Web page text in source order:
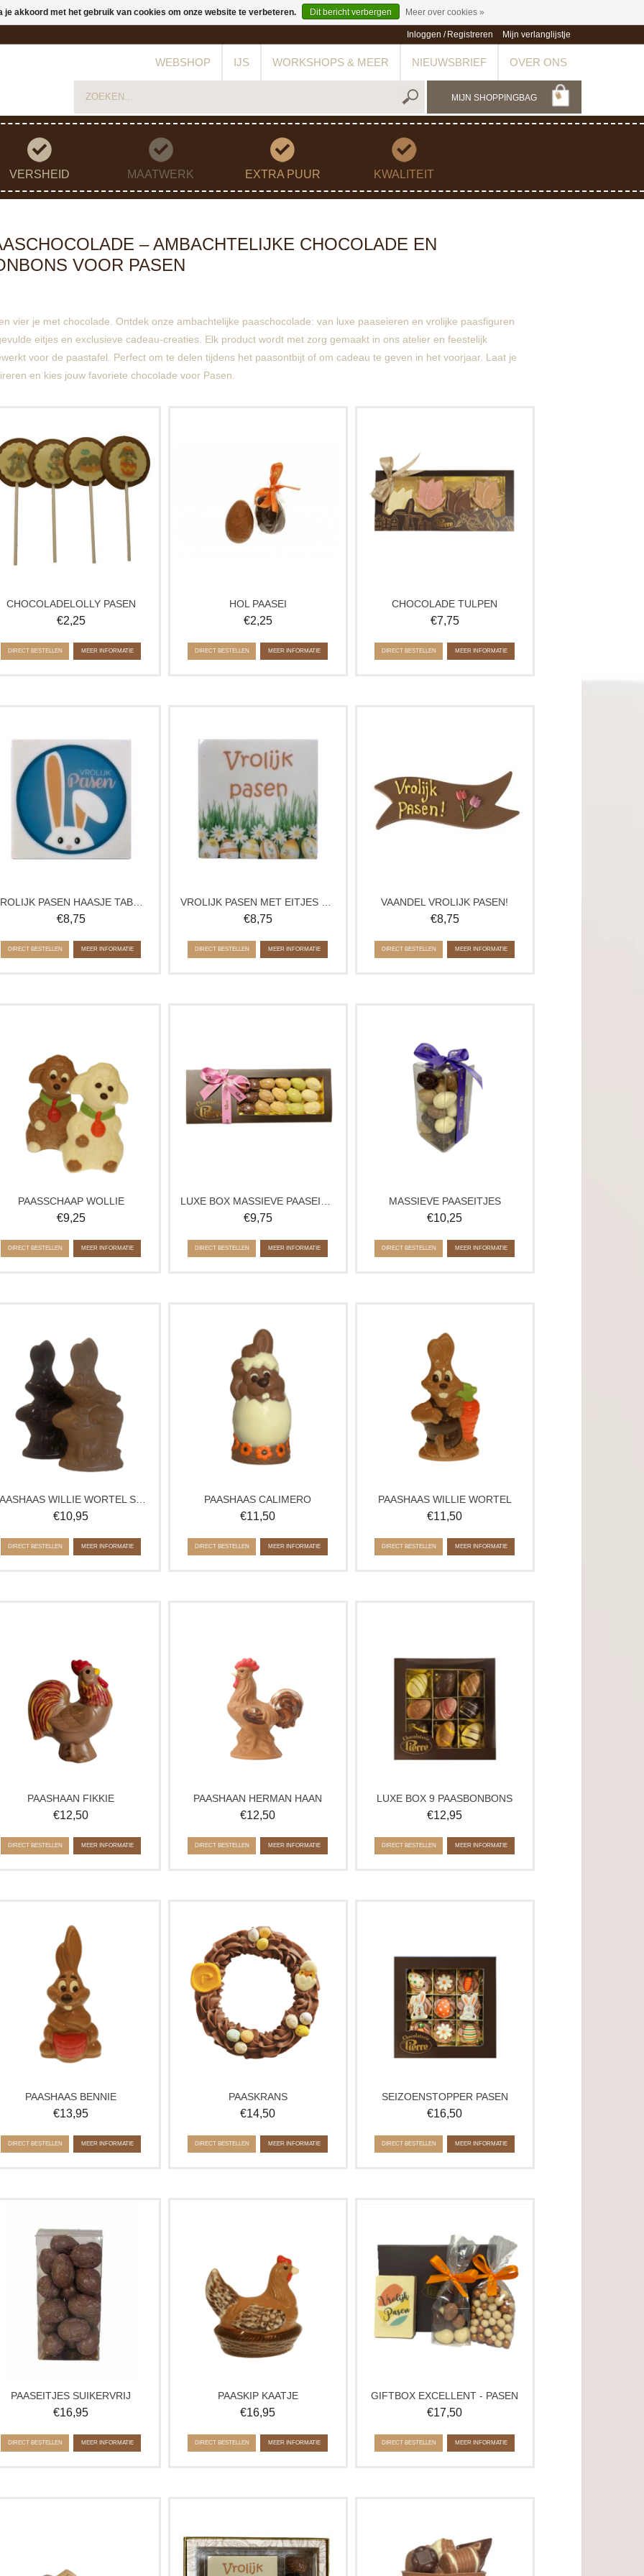
Inloggen / Registreren Mijn verlanglijstje
WEBSHOP IJS WORKSHOPS & MEER NIEUWSBRIEF OVER ONS
MIJN SHOPPINGBAG
VERSHEID MAATWERK EXTRA PUUR KWALITEIT
– AMBACHTELIJKE CHOCOLADE EN
VOOR PASEN
vier je met chocolade. Ontdek onze ambachtelijke paaschocolade: van luxe paaseieren en vrolijke paasfiguren
eitjes en exclusieve cadeau-creaties. Elk product wordt met zorg gemaakt in ons atelier en feestelijk
voor de paastafel. Perfect om te delen tijdens het paasontbijt of om cadeau te geven in het voorjaar. Laat je
en kies jouw favoriete chocolade voor Pasen.
ambachtelijke chocolade. Perfect als
klein paasgeschenk, traktatie of
paasverrassing voor jong en oud.
Verkrijgbaar in melk en puur.
Je bestelt de lolly's per stuk.
CHOCOLADELOLLY PASEN
€2,25
DIRECT BESTELLEN MEER INFORMATIE
paasmandje of als kleine
paasverrassing. Ambachtelijk gemaakt
van heerlijke chocolade.
Verkrijgbaar in melk, wit en puur.
HOL PAASEI
€2,25
DIRECT BESTELLEN MEER INFORMATIE
geschenk of zoete verrassing voor met
Pasen.
CHOCOLADE TULPEN
€7,75
DIRECT BESTELLEN MEER INFORMATIE
Ambachtelijke chocolade
de tekst ‘Vrolijk Pasen’, perfect als
kleine paasgroet of zoet cadeau.
Verkrijgbaar in wit, melk en puur.
€8,75
DIRECT BESTELLEN MEER INFORMATIE
in gras en de tekst ‘Vrolijk Pasen’.
Ambachtelijke paaschocolade, perfect
Verkrijgbaar in wit, melk en puur.
€8,75
DIRECT BESTELLEN MEER INFORMATIE
feestelijk aan te kleden.
Verkrijgbaar in melk, wit en puur.
VAANDEL VROLIJK PASEN!
€8,75
DIRECT BESTELLEN MEER INFORMATIE
paasverrassing en perfect als
of traktatie voor kinderen
tijdens Pasen.
Verkrijgbaar in melk en wit.
PAASSCHAAP WOLLIE
€9,25
DIRECT BESTELLEN MEER INFORMATIE
tafel te zetten bij brunch of cadeau te
geven.
Geleverde paaseitjes kunnen afwijken
€9,75
DIRECT BESTELLEN MEER INFORMATIE
Perfect voor op de paastafel, om te
delen tijdens het paasontbijt of als klein
chocolade cadeau.
MASSIEVE PAASEITJES
€10,25
DIRECT BESTELLEN MEER INFORMATIE
gemaakt van luxe suikervrije
vol van smaak. Perfect als
of verwenmoment voor
iedereen die suikervrije chocolade
zoekt.
€10,95
DIRECT BESTELLEN MEER INFORMATIE
Paashaas Calimero verstopt in een ei.
Een holle chocolade creatie die perfect
past bij Pasen, leuk voor op tafel of als
vrolijk chocolade cadeau. Leuk
paasgeschenk voor jong en oud.
Kleuren kunnen afwijken van de
PAASHAAS CALIMERO
€11,50
DIRECT BESTELLEN MEER INFORMATIE
een speels paasfiguur van
ambachtelijke chocolade, perfect voor
het paasmandje of als vrolijk
paascadeau.
Verkrijgbaar in melk en puur.
PAASHAAS WILLIE WORTEL
€11,50
DIRECT BESTELLEN MEER INFORMATIE
sfeer op de paastafel en is een
smaakvol cadeau voor jong en oud.
PAASHAAN FIKKIE
€12,50
DIRECT BESTELLEN MEER INFORMATIE
paascadeau. Met zorg gemaakt in ons
atelier voor een feestelijk en smaakvol
Pasen.
Verkrijgbaar in melk en puur.
PAASHAAN HERMAN HAAN
€12,50
DIRECT BESTELLEN MEER INFORMATIE
ideaal als klein paasgeschenk of om
samen van te genieten tijdens Pasen.
Bonbons kunnen afwijken van de
afbeelding.
LUXE BOX 9 PAASBONBONS
€12,95
DIRECT BESTELLEN MEER INFORMATIE
Haas, ambachtelijk gemaakt van
heerlijke chocolade. Perfect als
paasverrassing, paascadeau of
voor kinderen tijdens Pasen.
Verkrijgbaar is melk en puur.
PAASHAAS BENNIE
€13,95
DIRECT BESTELLEN MEER INFORMATIE
met deze heerlijke paaskrans.
Gemaakt van zachte romige praliné
chocolade, is deze krans een ware
traktatie voor de smaakpapillen. Perfect
als cadeau voor Pasen of als zoete
traktatie voor jezelf.
PAASKRANS
€14,50
DIRECT BESTELLEN MEER INFORMATIE
Perfect voor op de paastafel of als
smaakvol cadeau.
Bonbons kunnen afwijken van de
afbeelding.
SEIZOENSTOPPER PASEN
€16,50
DIRECT BESTELLEN MEER INFORMATIE
en puur. Ambachtelijk gemaakt en
perfect voor wie wil genieten van
zonder toegevoegde
suiker.
PAASEITJES SUIKERVRIJ
€16,95
DIRECT BESTELLEN MEER INFORMATIE
paasverrassing en perfect als
paascadeau of traktatie voor kinderen
tijdens Pasen.
PAASKIP KAATJE
€16,95
DIRECT BESTELLEN MEER INFORMATIE
verfijnde bonbons. De Giftbox Excellent
Pasen is een mooi paascadeau om te
geven of samen van te genieten. Met
liefde gemaakt in ons atelier.
Ook geschikt als relatiegeschenk.
GIFTBOX EXCELLENT - PASEN
€17,50
DIRECT BESTELLEN MEER INFORMATIE
te geven tijdens Pasen.
Giftbox Classic Pasen is een heerlijk
paascadeau met verfijnde chocolade
om te geven of samen van te genieten
chocolade bevat 150 gram
ambachtelijke bonbons. Fleur je tafel
op met deze heerlijke chocolade
je akkoord met het gebruik van cookies om onze website te verbeteren. Dit bericht verbergen Meer over cookies »